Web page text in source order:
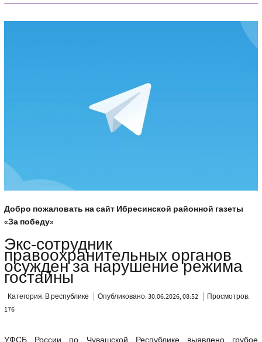
Добро пожаловать на сайт Ибресинской районной газеты
«За победу»
Экс-сотрудник
правоохранительных органов
осужден за нарушение режима
гостайны
Категория: В республике Опубликовано: 30.06.2026, 08:52
Просмотров:
176